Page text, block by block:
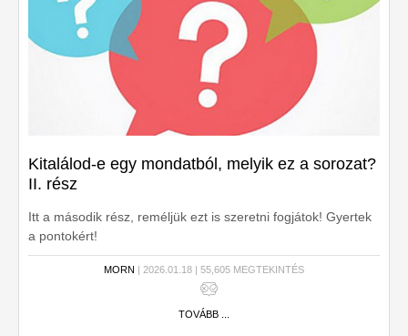
Kitalálod-e egy mondatból, melyik ez a sorozat?
II. rész
Itt a második rész, reméljük ezt is szeretni fogjátok! Gyertek
a pontokért!
MORN | 2026.01.18 | 55,605 MEGTEKINTÉS
TOVÁBB ...